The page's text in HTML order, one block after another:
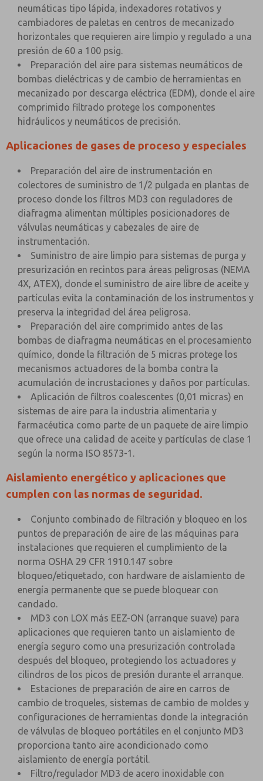
neumáticas tipo lápida, indexadores rotativos y
cambiadores de paletas en centros de mecanizado
horizontales que requieren aire limpio y regulado a una
presión de 60 a 100 psig.
Preparación del aire para sistemas neumáticos de
bombas dieléctricas y de cambio de herramientas en
mecanizado por descarga eléctrica (EDM), donde el aire
comprimido filtrado protege los componentes
hidráulicos y neumáticos de precisión.
Aplicaciones de gases de proceso y especiales
Preparación del aire de instrumentación en
colectores de suministro de 1/2 pulgada en plantas de
proceso donde los filtros MD3 con reguladores de
diafragma alimentan múltiples posicionadores de
válvulas neumáticas y cabezales de aire de
instrumentación.
Suministro de aire limpio para sistemas de purga y
presurización en recintos para áreas peligrosas (NEMA
4X, ATEX), donde el suministro de aire libre de aceite y
partículas evita la contaminación de los instrumentos y
preserva la integridad del área peligrosa.
Preparación del aire comprimido antes de las
bombas de diafragma neumáticas en el procesamiento
químico, donde la filtración de 5 micras protege los
mecanismos actuadores de la bomba contra la
acumulación de incrustaciones y daños por partículas.
Aplicación de filtros coalescentes (0,01 micras) en
sistemas de aire para la industria alimentaria y
farmacéutica como parte de un paquete de aire limpio
que ofrece una calidad de aceite y partículas de clase 1
según la norma ISO 8573-1.
Aislamiento energético y aplicaciones que
cumplen con las normas de seguridad.
Conjunto combinado de filtración y bloqueo en los
puntos de preparación de aire de las máquinas para
instalaciones que requieren el cumplimiento de la
norma OSHA 29 CFR 1910.147 sobre
bloqueo/etiquetado, con hardware de aislamiento de
energía permanente que se puede bloquear con
candado.
MD3 con LOX más EEZ-ON (arranque suave) para
aplicaciones que requieren tanto un aislamiento de
energía seguro como una presurización controlada
después del bloqueo, protegiendo los actuadores y
cilindros de los picos de presión durante el arranque.
Estaciones de preparación de aire en carros de
cambio de troqueles, sistemas de cambio de moldes y
configuraciones de herramientas donde la integración
de válvulas de bloqueo portátiles en el conjunto MD3
proporciona tanto aire acondicionado como
aislamiento de energía portátil.
Filtro/regulador MD3 de acero inoxidable con